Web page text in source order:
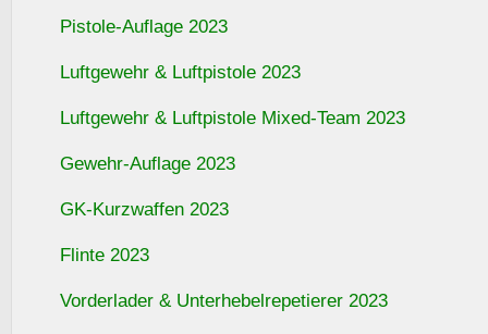
Pistole-Auflage 2023
Luftgewehr & Luftpistole 2023
Luftgewehr & Luftpistole Mixed-Team 2023
Gewehr-Auflage 2023
GK-Kurzwaffen 2023
Flinte 2023
Vorderlader & Unterhebelrepetierer 2023